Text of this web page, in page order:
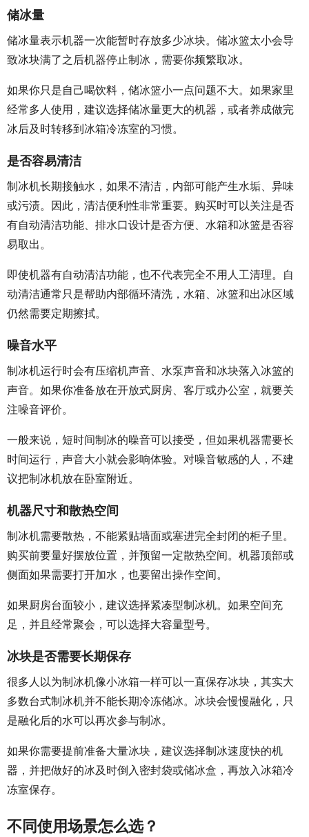
储冰量
储冰量表示机器一次能暂时存放多少冰块。储冰篮太小会导
致冰块满了之后机器停止制冰，需要你频繁取冰。
如果你只是自己喝饮料，储冰篮小一点问题不大。如果家里
经常多人使用，建议选择储冰量更大的机器，或者养成做完
冰后及时转移到冰箱冷冻室的习惯。
是否容易清洁
制冰机长期接触水，如果不清洁，内部可能产生水垢、异味
或污渍。因此，清洁便利性非常重要。购买时可以关注是否
有自动清洁功能、排水口设计是否方便、水箱和冰篮是否容
易取出。
即使机器有自动清洁功能，也不代表完全不用人工清理。自
动清洁通常只是帮助内部循环清洗，水箱、冰篮和出冰区域
仍然需要定期擦拭。
噪音水平
制冰机运行时会有压缩机声音、水泵声音和冰块落入冰篮的
声音。如果你准备放在开放式厨房、客厅或办公室，就要关
注噪音评价。
一般来说，短时间制冰的噪音可以接受，但如果机器需要长
时间运行，声音大小就会影响体验。对噪音敏感的人，不建
议把制冰机放在卧室附近。
机器尺寸和散热空间
制冰机需要散热，不能紧贴墙面或塞进完全封闭的柜子里。
购买前要量好摆放位置，并预留一定散热空间。机器顶部或
侧面如果需要打开加水，也要留出操作空间。
如果厨房台面较小，建议选择紧凑型制冰机。如果空间充
足，并且经常聚会，可以选择大容量型号。
冰块是否需要长期保存
很多人以为制冰机像小冰箱一样可以一直保存冰块，其实大
多数台式制冰机并不能长期冷冻储冰。冰块会慢慢融化，只
是融化后的水可以再次参与制冰。
如果你需要提前准备大量冰块，建议选择制冰速度快的机
器，并把做好的冰及时倒入密封袋或储冰盒，再放入冰箱冷
冻室保存。
不同使用场景怎么选？